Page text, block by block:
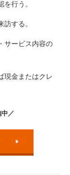
行う。
する。
サービス内容の
現金またはクレ
／